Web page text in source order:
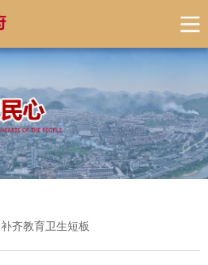
补齐教育卫生短板